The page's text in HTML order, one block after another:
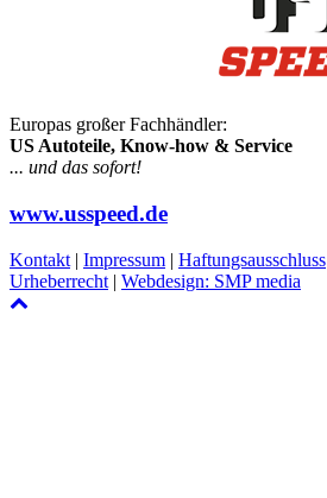
Europas großer Fachhändler:
US Autoteile, Know-how & Service
... und das sofort!
www.usspeed.de
Kontakt | Impressum | Haftungsausschluss
Urheberrecht | Webdesign: SMP media